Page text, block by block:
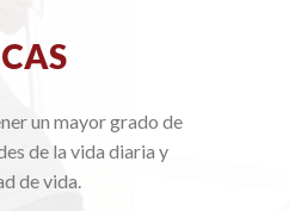
un mayor grado de
de la vida diaria y
de vida.